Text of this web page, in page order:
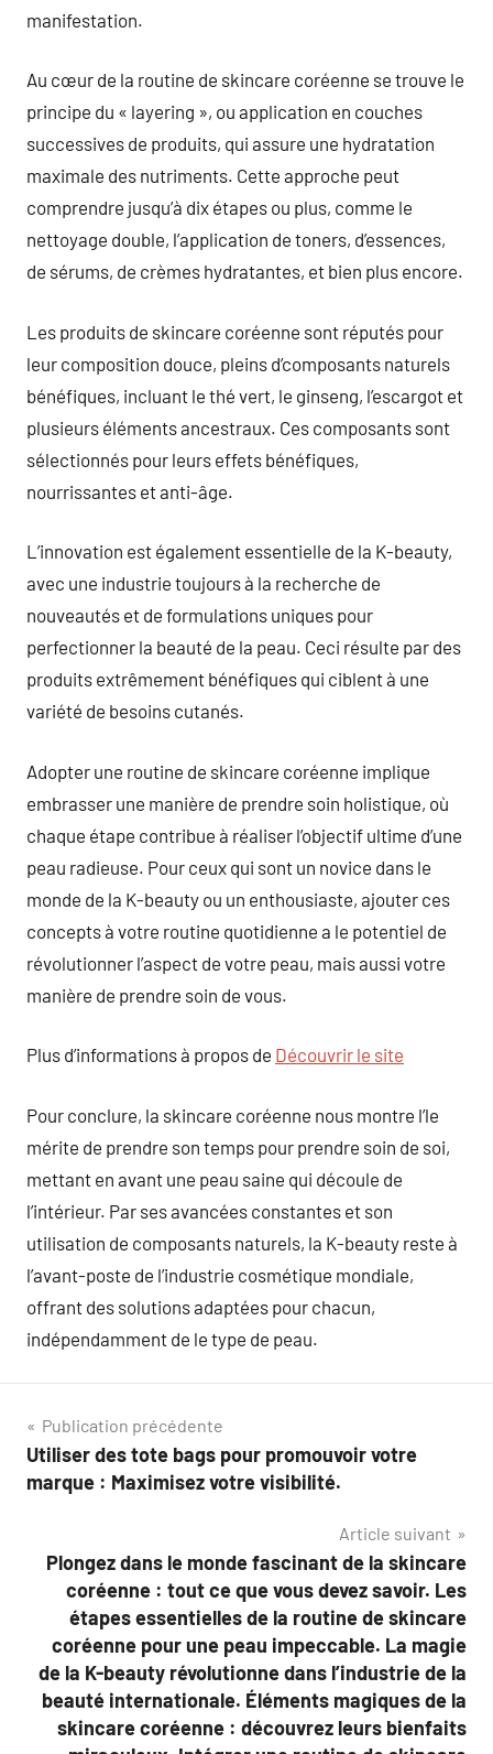
manifestation.
Au cœur de la routine de skincare coréenne se trouve le
principe du « layering », ou application en couches
successives de produits, qui assure une hydratation
maximale des nutriments. Cette approche peut
comprendre jusqu’à dix étapes ou plus, comme le
nettoyage double, l’application de toners, d’essences,
de sérums, de crèmes hydratantes, et bien plus encore.
Les produits de skincare coréenne sont réputés pour
leur composition douce, pleins d’composants naturels
bénéfiques, incluant le thé vert, le ginseng, l’escargot et
plusieurs éléments ancestraux. Ces composants sont
sélectionnés pour leurs effets bénéfiques,
nourrissantes et anti-âge.
L’innovation est également essentielle de la K-beauty,
avec une industrie toujours à la recherche de
nouveautés et de formulations uniques pour
perfectionner la beauté de la peau. Ceci résulte par des
produits extrêmement bénéfiques qui ciblent à une
variété de besoins cutanés.
Adopter une routine de skincare coréenne implique
embrasser une manière de prendre soin holistique, où
chaque étape contribue à réaliser l’objectif ultime d’une
peau radieuse. Pour ceux qui sont un novice dans le
monde de la K-beauty ou un enthousiaste, ajouter ces
concepts à votre routine quotidienne a le potentiel de
révolutionner l’aspect de votre peau, mais aussi votre
manière de prendre soin de vous.
Plus d’informations à propos de Découvrir le site
Pour conclure, la skincare coréenne nous montre l’le
mérite de prendre son temps pour prendre soin de soi,
mettant en avant une peau saine qui découle de
l’intérieur. Par ses avancées constantes et son
utilisation de composants naturels, la K-beauty reste à
l’avant-poste de l’industrie cosmétique mondiale,
offrant des solutions adaptées pour chacun,
indépendamment de le type de peau.
Navigation
de
Publication précédente
Utiliser des tote bags pour promouvoir votre
marque : Maximisez votre visibilité.
Article suivant
Plongez dans le monde fascinant de la skincare
coréenne : tout ce que vous devez savoir. Les
étapes essentielles de la routine de skincare
coréenne pour une peau impeccable. La magie
de la K-beauty révolutionne dans l’industrie de la
beauté internationale. Éléments magiques de la
skincare coréenne : découvrez leurs bienfaits